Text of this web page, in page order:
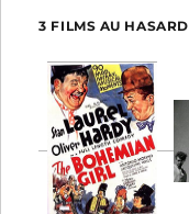
3 FILMS AU HASARD